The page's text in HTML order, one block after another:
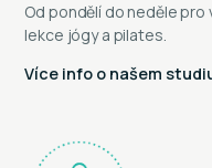
Od pondělí do neděle pro
lekce jógy a pilates.
Více info o našem